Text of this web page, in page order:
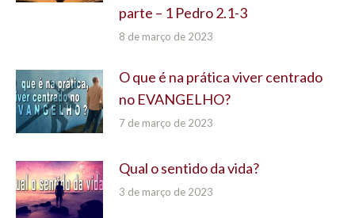
parte – 1 Pedro 2.1-3
8 de março de 2023
O que é na prática viver centrado
no EVANGELHO?
7 de março de 2023
Qual o sentido da vida?
3 de março de 2023